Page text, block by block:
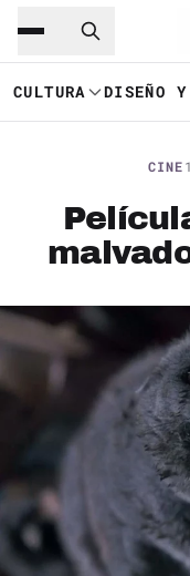
Saltar al
CULTURA DISEÑO Y
CINE